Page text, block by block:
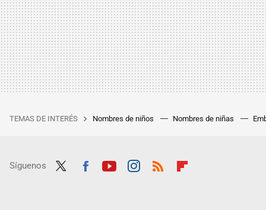
TEMAS DE INTERÉS Nombres de niños Nombres de niñas
Síguenos